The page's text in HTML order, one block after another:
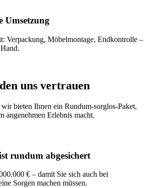
Umsetzung
Verpackung, Möbelmontage, Endkontrolle –
uns vertrauen
bieten Ihnen ein Rundum-sorglos-Paket,
angenehmen Erlebnis macht.
rundum abgesichert
€ – damit Sie sich auch bei
Sorgen machen müssen.